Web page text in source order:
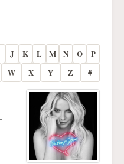
J K L M N O
P
W X Y Z #